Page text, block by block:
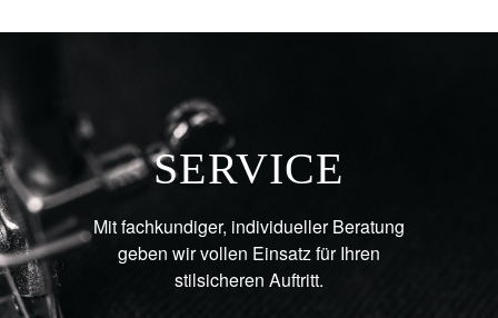
SERVICE
Mit fachkundiger, individueller Beratung
geben wir vollen Einsatz für Ihren
stilsicheren Auftritt.